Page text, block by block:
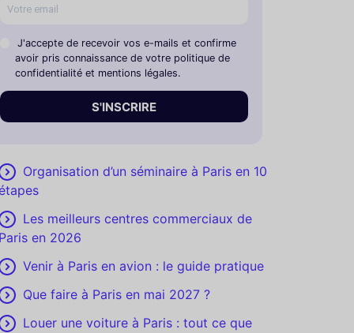
J'accepte de recevoir vos e-mails et confirme
avoir pris connaissance de votre politique de
confidentialité et mentions légales.
S'INSCRIRE
Organisation d’un séminaire à Paris en 10
Les meilleurs centres commerciaux de
en 2026
Venir à Paris en avion : le guide pratique
Que faire à Paris en mai 2027 ?
Louer une voiture à Paris : tout ce que